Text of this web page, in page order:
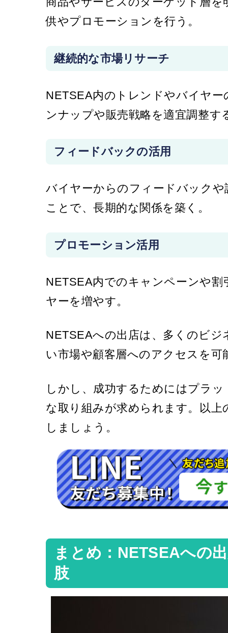
供やプロモーションを行う。
継続的な市場リサーチ
NETSEA内のトレンドやバイヤ
ンナップや販売戦略を適宜調整す
フィードバックの活用
バイヤーからのフィードバック
ことで、長期的な関係を築く。
プロモーション活用
NETSEA内でのキャンペーンや
ヤーを増やす。
NETSEAへの出店は、多くのビ
い市場や顧客層へのアクセスを可
しかし、成功するためにはプラ
な取り組みが求められます。以
しましょう。
まとめ：NETSEAへの
肢